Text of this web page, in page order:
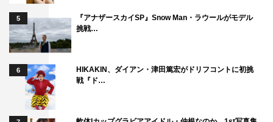
5
『アナザースカイSP』Snow Man・ラウールがモデル
挑戦…
6
HIKAKIN、ダイアン・津田篤宏がドリフコントに初挑
戦『ド…